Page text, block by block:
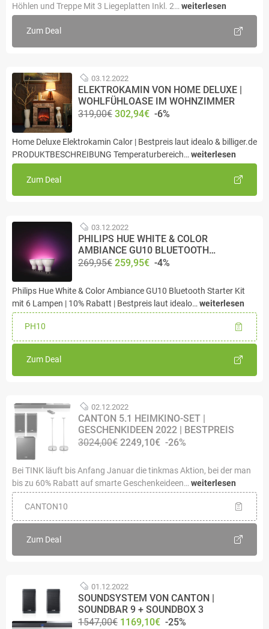
Höhlen und Treppe Mit 3 Liegeplatten Inkl. 2… weiterlesen
Zum Deal
03.12.2022
ELEKTROKAMIN VON HOME DELUXE |
WOHLFÜHLOASE IM WOHNZIMMER
319,00€ 302,94€ -6%
Home Deluxe Elektrokamin Calor | Bestpreis laut idealo & billiger.de
PRODUKTBESCHREIBUNG Temperaturbereich…weiterlesen
Zum Deal
03.12.2022
PHILIPS HUE WHITE & COLOR
AMBIANCE GU10 BLUETOOTH…
269,95€ 259,95€ -4%
Philips Hue White & Color Ambiance GU10 Bluetooth Starter Kit
mit 6 Lampen | 10% Rabatt | Bestpreis laut idealo… weiterlesen
PH10
Zum Deal
02.12.2022
CANTON 5.1 HEIMKINO-SET |
GESCHENKIDEEN 2022 | BESTPREIS
3024,00€ 2249,10€ -26%
Bei TINK läuft bis Anfang Januar die tinkmas Aktion, bei der man
bis zu 60% Rabatt auf smarte Geschenkeideen… weiterlesen
CANTON10
Zum Deal
01.12.2022
SOUNDSYSTEM VON CANTON |
SOUNDBAR 9 + SOUNDBOX 3
1547,00€ 1169,10€ -25%